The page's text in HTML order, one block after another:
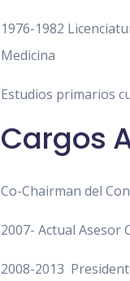
1976-1982
Medicina
Estudios primarios
Cargos
Co-Chairman del
2007- Actual Asesor
2008-2013